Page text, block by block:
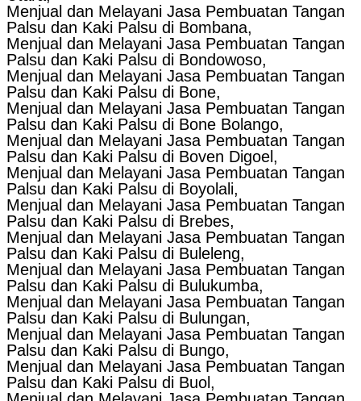
Menjual dan Melayani Jasa Pembuatan Tangan
Palsu dan Kaki Palsu di Bombana,
Menjual dan Melayani Jasa Pembuatan Tangan
Palsu dan Kaki Palsu di Bondowoso,
Menjual dan Melayani Jasa Pembuatan Tangan
Palsu dan Kaki Palsu di Bone,
Menjual dan Melayani Jasa Pembuatan Tangan
Palsu dan Kaki Palsu di Bone Bolango,
Menjual dan Melayani Jasa Pembuatan Tangan
Palsu dan Kaki Palsu di Boven Digoel,
Menjual dan Melayani Jasa Pembuatan Tangan
Palsu dan Kaki Palsu di Boyolali,
Menjual dan Melayani Jasa Pembuatan Tangan
Palsu dan Kaki Palsu di Brebes,
Menjual dan Melayani Jasa Pembuatan Tangan
Palsu dan Kaki Palsu di Buleleng,
Menjual dan Melayani Jasa Pembuatan Tangan
Palsu dan Kaki Palsu di Bulukumba,
Menjual dan Melayani Jasa Pembuatan Tangan
Palsu dan Kaki Palsu di Bulungan,
Menjual dan Melayani Jasa Pembuatan Tangan
Palsu dan Kaki Palsu di Bungo,
Menjual dan Melayani Jasa Pembuatan Tangan
Palsu dan Kaki Palsu di Buol,